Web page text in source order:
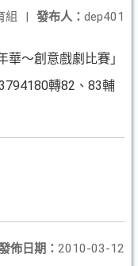
發布人： dep401
組 |
～創意戲劇比賽」
轉82、83輔
佈日期： 2010-03-12